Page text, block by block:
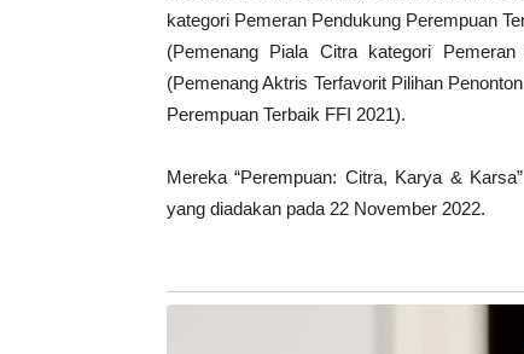
kategori Pemeran Pendukung Perempuan
(Pemenang Piala Citra kategori
(Pemenang Aktris Terfavorit Pilihan
Perempuan Terbaik FFI 2021).
Mereka “Perempuan: Citra, Karya &
yang diadakan pada 22 November 2022.